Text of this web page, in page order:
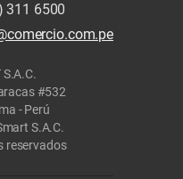
311 6500
S.A.C.
#532
- Perú
S.A.C.
reservados